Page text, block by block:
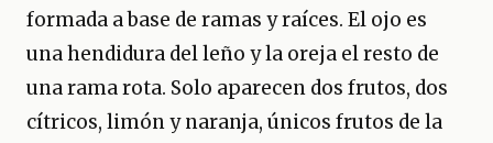
formada a base de ramas y raíces. El ojo es
una hendidura del leño y la oreja el resto de
una rama rota. Solo aparecen dos frutos, dos
cítricos, limón y naranja, únicos frutos de la